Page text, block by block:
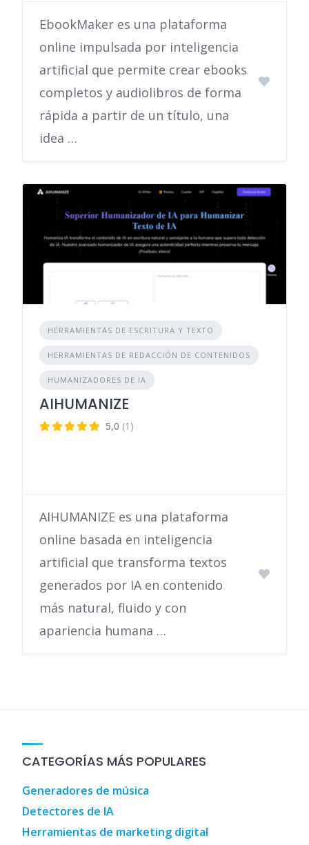
EbookMaker es una plataforma
online impulsada por inteligencia
artificial que permite crear ebooks
completos y audiolibros de forma
rápida a partir de un título, una
idea …
HERRAMIENTAS DE ESCRITURA Y TEXTO
HERRAMIENTAS DE REDACCIÓN DE CONTENIDOS
HUMANIZADORES DE IA
AIHUMANIZE
5,0 (1)
AIHUMANIZE es una plataforma
online basada en inteligencia
artificial que transforma textos
generados por IA en contenido
más natural, fluido y con
apariencia humana …
CATEGORÍAS MÁS POPULARES
Generadores de música
Detectores de IA
Herramientas de marketing digital